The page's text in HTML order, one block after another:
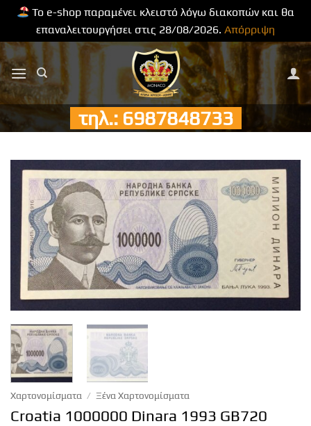
Το e-shop παραμένει κλειστό λόγω διακοπών και θα
επαναλειτουργήσει στις 28/08/2026. Απόρριψη
Μετάβαση
στο
περιεχόμενο
τηλ.: 6987848733
Χαρτονομίσματα / Ξένα Χαρτονομίσματα
Croatia 1000000 Dinara 1993 GB720